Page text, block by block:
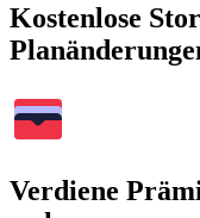
Kostenlose
Verdiene